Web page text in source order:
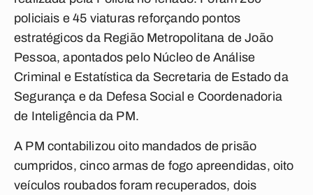
policiais e 45 viaturas reforçando pontos
estratégicos da Região Metropolitana de João
Pessoa, apontados pelo Núcleo de Análise
Criminal e Estatística da Secretaria de Estado da
Segurança e da Defesa Social e Coordenadoria
de Inteligência da PM.
A PM contabilizou oito mandados de prisão
cumpridos, cinco armas de fogo apreendidas, oito
veículos roubados foram recuperados, dois